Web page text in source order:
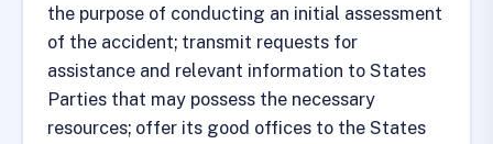
the purpose of conducting an initial assessment
of the accident; transmit requests for
assistance and relevant information to States
Parties that may possess the necessary
resources; offer its good offices to the States